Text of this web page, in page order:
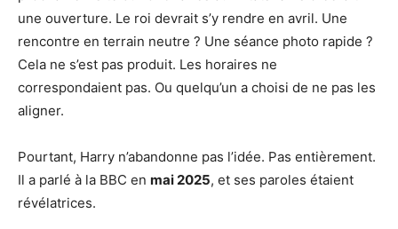
une ouverture. Le roi devrait s’y rendre en avril. Une
rencontre en terrain neutre ? Une séance photo rapide ?
Cela ne s’est pas produit. Les horaires ne
correspondaient pas. Ou quelqu’un a choisi de ne pas les
aligner.
Pourtant, Harry n’abandonne pas l’idée. Pas entièrement.
Il a parlé à la BBC en mai 2025, et ses paroles étaient
révélatrices.